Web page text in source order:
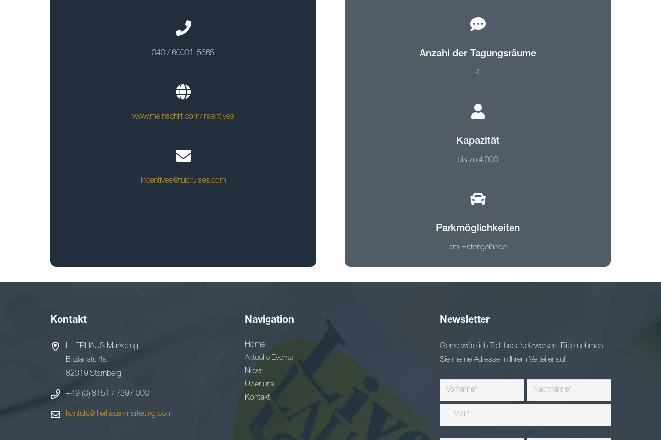
040 / 60001-5665
www.meinschiff.com/incentives
incentives@tuicruises.com
Anzahl der Tagungsräume
4
Kapazität
bis zu 4.000
Parkmöglichkeiten
am Hafengelände
Kontakt
ILLERHAUS Marketing
Enzianstr. 4a
82319 Starnberg
+49 (0) 8151 / 7397 000
kontakt@illerhaus-marketing.com
Navigation
Home
Aktuelle Events
News
Über uns
Kontakt
Newsletter
Gerne wäre ich Teil Ihres Netzwerkes. Bitte nehmen
Sie meine Adresse in Ihrem Verteiler auf.